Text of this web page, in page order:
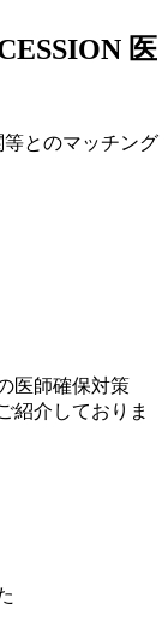
医
とのマッチング
医師確保対策
紹介しておりま